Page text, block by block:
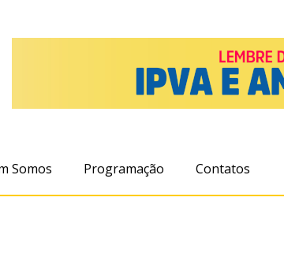
Somos Programação Contatos